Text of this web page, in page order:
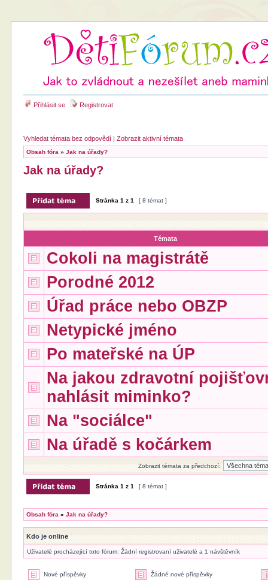
Přihlásit se Registrovat
Vyhledat témata bez odpovědí |Zobrazit aktivní témata
Obsah fóra »Jak na úřady?
Jak na úřady?
Stránka1 z1 [ 8 témat ]
Témata
Cokoli na magistrátě
Porodné 2012
Úřad práce nebo OBZP
Netypické jméno
Po mateřské na ÚP
Na jakou zdravotní
nahlásit miminko?
Na "sociálce"
Na úřadě s kočárkem
Zobrazit témata za předchozí:
Stránka1 z1 [ 8 témat ]
Obsah fóra »Jak na úřady?
Kdo je online
Uživatelé procházející toto fórum: Žádní registrovaní uživatelé a 1 návštěvník
Nové příspěvky Žádné nové příspěvky